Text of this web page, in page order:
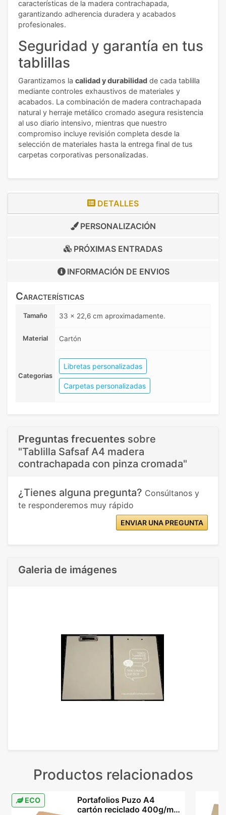
características de la madera contrachapada,
garantizando adherencia duradera y acabados
profesionales.
Seguridad y garantía en tus
tablillas
Garantizamos la calidad y durabilidad de cada tablilla
mediante controles exhaustivos de materiales y
acabados. La combinación de madera contrachapada
natural y herraje metálico cromado asegura resistencia
al uso diario intensivo, mientras que nuestro
compromiso incluye revisión completa desde la
selección de materiales hasta la entrega final de tus
carpetas corporativas personalizadas.
DETALLES
PERSONALIZACIÓN
PRÓXIMAS ENTRADAS
INFORMACIÓN DE ENVIOS
Características
Tamaño 33 x 22,6 cm aproximadamente.
Material Cartón
Categorias
Libretas personalizadas
Carpetas personalizadas
Preguntas frecuentes sobre
"Tablilla Safsaf A4 madera
contrachapada con pinza cromada"
¿Tienes alguna pregunta? Consúltanos y
te responderemos muy rápido
ENVIAR UNA PREGUNTA
Galeria de imágenes
Productos relacionados
ECO
Portafolios Puzo A4
cartón reciclado 400g/m²